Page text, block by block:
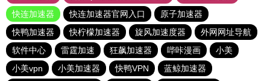
快连加速器
快连加速器官网入口
原子加速器
快鸭加速器
快柠檬加速器 旋风加速度器
外网网址导航
软件中心
雷霆加速 狂飙加速器 哔咔漫画
小美
小美vpn
小美加速器 快鸭VPN
蓝鲸加速器